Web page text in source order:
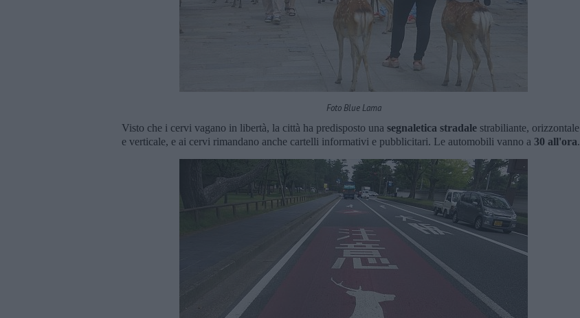
Foto Blue Lama
Visto che i cervi vagano in libertà, la città ha predisposto una segnaletica stradale strabiliante, orizzontale
e verticale, e ai cervi rimandano anche cartelli informativi e pubblicitari. Le automobili vanno a 30 all'ora.